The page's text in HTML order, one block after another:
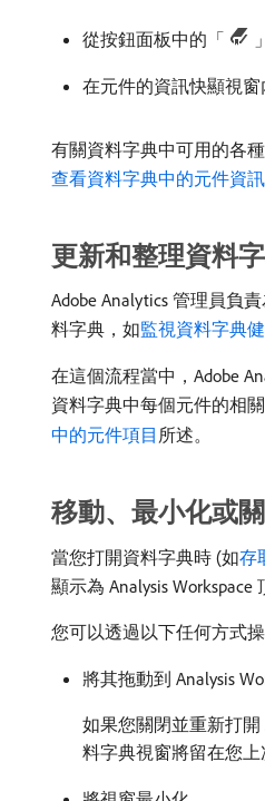
從按鈕面板中的「
在元件的資訊快顯視窗
有關資料字典中可用的各
查看資料字典中的元件資訊
更新和整理資料
Adobe Analytics 管理員負
料字典，如監視資料字典
在這個流程當中，Adobe
資料字典中每個元件的相
中的元件項目 所述。
移動、最小化或
當您打開資料字典時 (如存
顯示為 Analysis Workspace
您可以透過以下任何方式
將其拖動到 Analysis
如果您關閉並重新打開
料字典視窗將留在您上